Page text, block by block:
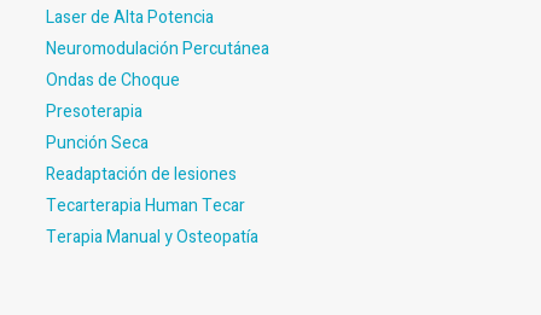
Laser de Alta Potencia
Neuromodulación Percutánea
Ondas de Choque
Presoterapia
Punción Seca
Readaptación de lesiones
Tecarterapia Human Tecar
Terapia Manual y Osteopatía